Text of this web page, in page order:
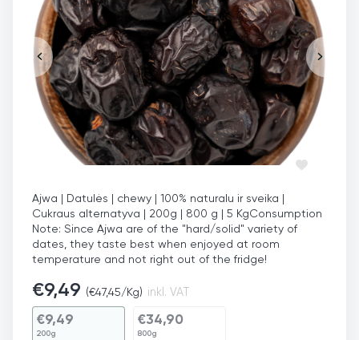
Ajwa | Datulės | chewy | 100% naturalu ir sveika |
Cukraus alternatyva | 200g | 800 g | 5 KgConsumption
Note: Since Ajwa are of the "hard/solid" variety of
dates, they taste best when enjoyed at room
temperature and not right out of the fridge!
€9,49 (€47,45/Kg) inkl. VAT
€9,49
200g
€34,90
800g